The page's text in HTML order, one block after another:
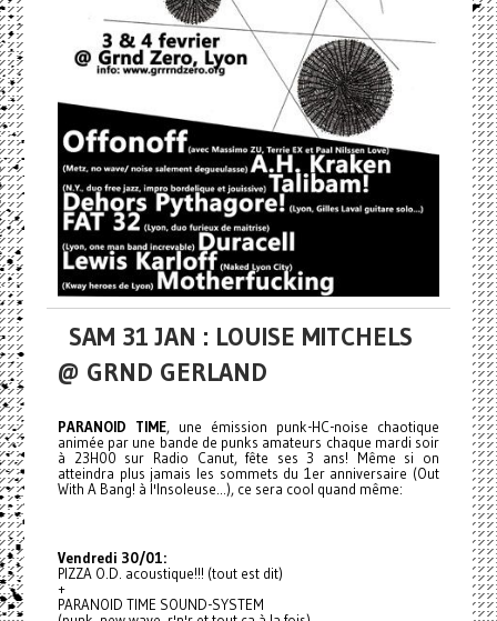
SAM 31 JAN : LOUISE MITCHELS
@ GRND GERLAND
PARANOID TIME, une émission punk-HC-noise chaotique
animée par une bande de punks amateurs chaque mardi soir
à 23H00 sur Radio Canut, fête ses 3 ans! Même si on
atteindra plus jamais les sommets du 1er anniversaire (Out
With A Bang! à l'Insoleuse...), ce sera cool quand même:
Vendredi 30/01:
PIZZA O.D. acoustique!!! (tout est dit)
+
PARANOID TIME SOUND-SYSTEM